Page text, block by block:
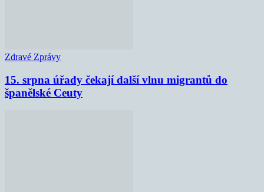
Zdravé Zprávy
15. srpna úřady čekají další vlnu migrantů do
španělské Ceuty